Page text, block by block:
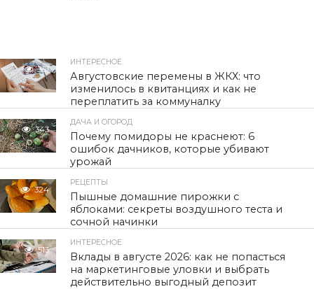
351
ИНТЕРЕСНОЕ
Августовские перемены в ЖКХ: что
изменилось в квитанциях и как не
переплатить за коммуналку
343
ДАЧА И ОГОРОД
Почему помидоры не краснеют: 6
ошибок дачников, которые убивают
урожай
324
РЕЦЕПТЫ
Пышные домашние пирожки с
яблоками: секреты воздушного теста и
сочной начинки
513
ИНТЕРЕСНОЕ
Вклады в августе 2026: как не попасться
на маркетинговые уловки и выбрать
действительно выгодный депозит